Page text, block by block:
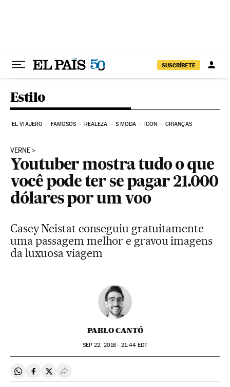
SUSCRÍBETE
Estilo
EL VIAJERO FAMOSOS REALEZA S MODA ICON CRIANÇAS
VERNE
Youtuber mostra tudo o que
você pode ter se pagar 21.000
dólares por um voo
Casey Neistat conseguiu gratuitamente
uma passagem melhor e gravou imagens
da luxuosa viagem
PABLO CANTÓ
SEP 22, 2016 - 21:44EDT
Compartir en Whatsapp
Compartir en Facebook
Compartir en Twitter
Desplegar Redes Sociales